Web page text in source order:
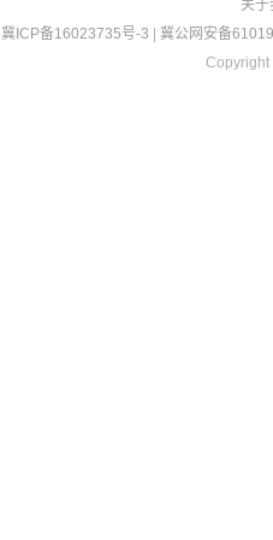
关于
冀ICP备16023735号-3
冀公网安备